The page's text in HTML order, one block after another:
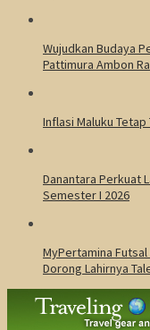
Wujudkan Budaya
Pattimura Ambon
Inflasi Maluku
Danantara Perkuat
Semester I 2026
MyPertamina
Dorong Lahirnya